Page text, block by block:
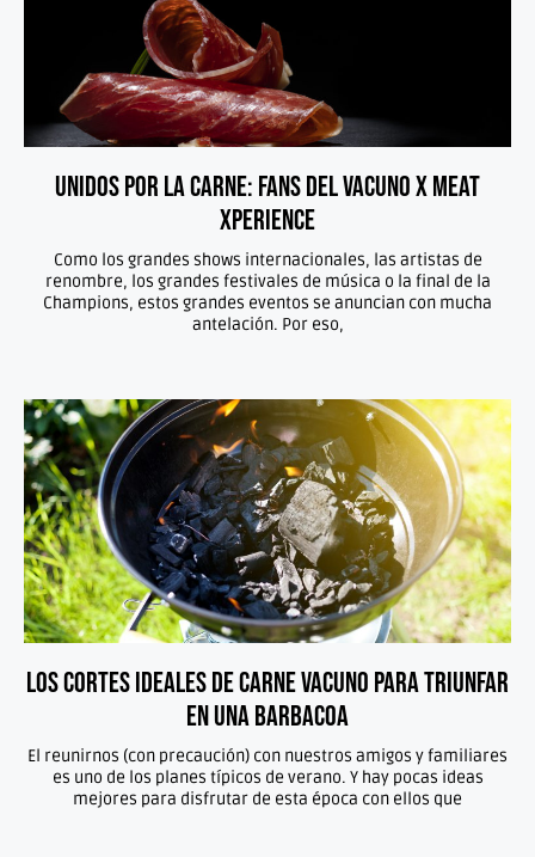
Unidos por la Carne: Fans del Vacuno x Meat
Xperience
Como los grandes shows internacionales, las artistas de
renombre, los grandes festivales de música o la final de la
Champions, estos grandes eventos se anuncian con mucha
antelación. Por eso,
Los cortes ideales de carne vacuno para triunfar
en una barbacoa
El reunirnos (con precaución) con nuestros amigos y familiares
es uno de los planes típicos de verano. Y hay pocas ideas
mejores para disfrutar de esta época con ellos que